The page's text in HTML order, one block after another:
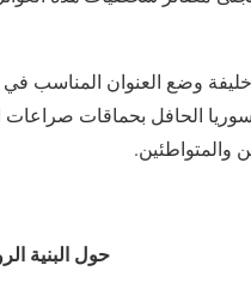
وضع العنوان المناسب في
الحافل بحماقات صراعات
والمتواطئين.
حول البنية